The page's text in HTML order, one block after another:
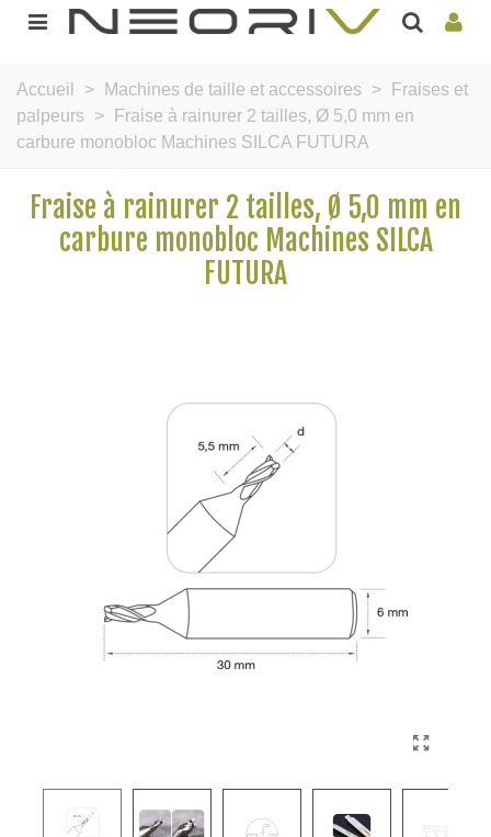
Accueil > Machines de taille et accessoires >
Fraises et
palpeurs
>
Fraise à rainurer 2 tailles, Ø 5,0 mm en
carbure monobloc Machines SILCA FUTURA
Fraise à rainurer 2 tailles, Ø 5,0 mm en
carbure monobloc Machines SILCA
FUTURA